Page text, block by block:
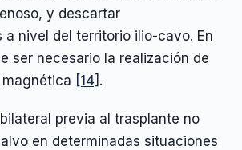
y descartar
a nivel del territorio ilio-cavo. En
ser necesario la realización de
[14] .
previa al trasplante no
en determinadas situaciones